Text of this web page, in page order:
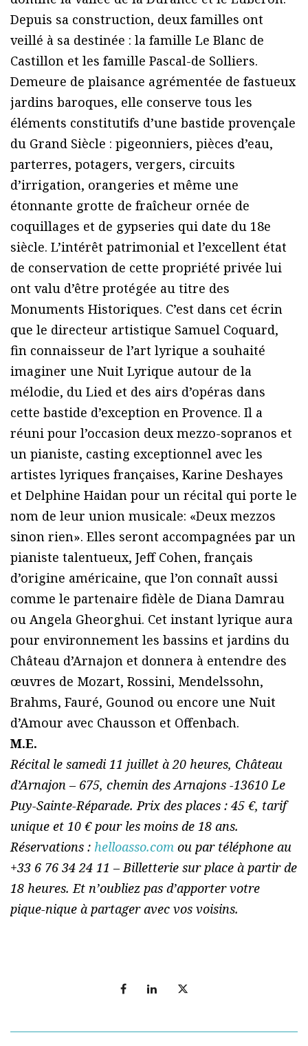
Depuis sa construction, deux familles ont
veillé à sa destinée : la famille Le Blanc de
Castillon et les famille Pascal-de Solliers.
Demeure de plaisance agrémentée de fastueux
jardins baroques, elle conserve tous les
éléments constitutifs d’une bastide provençale
du Grand Siècle : pigeonniers, pièces d’eau,
parterres, potagers, vergers, circuits
d’irrigation, orangeries et même une
étonnante grotte de fraîcheur ornée de
coquillages et de gypseries qui date du 18e
siècle. L’intérêt patrimonial et l’excellent état
de conservation de cette propriété privée lui
ont valu d’être protégée au titre des
Monuments Historiques. C’est dans cet écrin
que le directeur artistique Samuel Coquard,
fin connaisseur de l’art lyrique a souhaité
imaginer une Nuit Lyrique autour de la
mélodie, du Lied et des airs d’opéras dans
cette bastide d’exception en Provence. Il a
réuni pour l’occasion deux mezzo-sopranos et
un pianiste, casting exceptionnel avec les
artistes lyriques françaises, Karine Deshayes
et Delphine Haidan pour un récital qui porte le
nom de leur union musicale: «Deux mezzos
sinon rien». Elles seront accompagnées par un
pianiste talentueux, Jeff Cohen, français
d’origine américaine, que l’on connaît aussi
comme le partenaire fidèle de Diana Damrau
ou Angela Gheorghui. Cet instant lyrique aura
pour environnement les bassins et jardins du
Château d’Arnajon et donnera à entendre des
œuvres de Mozart, Rossini, Mendelssohn,
Brahms, Fauré, Gounod ou encore une Nuit
d’Amour avec Chausson et Offenbach.
M.E.
Récital le samedi 11 juillet à 20 heures, Château
d’Arnajon – 675, chemin des Arnajons -13610 Le
Puy-Sainte-Réparade. Prix des places : 45 €, tarif
unique et 10 € pour les moins de 18 ans.
Réservations : helloasso.com ou par téléphone au
+33 6 76 34 24 11 – Billetterie sur place à partir de
18 heures. Et n’oubliez pas d’apporter votre
pique-nique à partager avec vos voisins.